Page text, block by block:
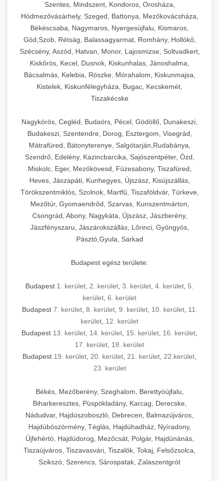
Szentes, Mindszent, Kondoros, Orosháza,
Hódmezővásárhely, Szeged, Battonya, Mezőkovácsháza,
Békéscsaba, Nagymaros, Nyergesújfalu, Kismaros,
Göd,Szob, Rétság, Balassagyarmat, Romhány, Hollókő,
Szécsény, Aszód, Hatvan, Monor, Lajosmizse, Soltvadkert,
Kiskőrös, Kecel, Dusnok, Kiskunhalas, Jánoshalma,
Bácsalmás, Kelebia, Röszke, Mórahalom, Kiskunmajsa,
Kistelek, Kiskunfélegyháza, Bugac, Kecskemét,
Tiszakécske
Nagykörös, Cegléd, Budaörs, Pécel, Gödöllő, Dunakeszi,
Budakeszi, Szentendre, Dorog, Esztergom, Visegrád,
Mátrafüred, Bátonyterenye, Salgótarján,Rudabánya,
Szendrő, Edelény, Kazincbarcika, Sajószentpéter, Ózd,
Miskolc, Eger, Mezőkövesd, Füzesabony, Tiszafüred,
Heves, Jászapáti, Kunhegyes, Újszász, Kisújszállás,
Törökszentmiklós, Szolnok, Martfű, Tiszaföldvár, Túrkeve,
Mezőtúr, Gyomaendrőd, Szarvas, Kunszentmárton,
Csongrád, Abony, Nagykáta, Újszász, Jászberény,
Jászfényszaru, Jászárokszállás, Lőrinci, Gyöngyös,
Pásztó,Gyula, Sarkad
Budapest egész területe:
Budapest 1. kerület 2. kerület 3. kerület 4. kerület 5.
kerület 6. kerület
Budapest 7. kerület, 8. kerület, 9. kerület, 10. kerület, 11.
kerület 12. kerület
Budapest 13. kerület 14. kerület 15. kerület 16. kerület
17. kerület 18. kerület
Budapest 19. kerület 20. kerület 21. kerület 22.kerület
23. kerület
Békés, Mezőberény, Szeghalom, Berettyóújfalu,
Biharkeresztes, Püspökladány, Karcag, Derecske,
Nádudvar, Hajdúszoboszló, Debrecen, Balmazújváros,
Hajdúböszörmény, Téglás, Hajdúhadház, Nyíradony,
Újfehértó, Hajdúdorog, Mezőcsát, Polgár, Hajdúnánás,
Tiszaújváros, Tiszavasvári, Tiszalök, Tokaj, Felsőzsolca,
Szikszó, Szerencs, Sárospatak, Zalaszentgrót